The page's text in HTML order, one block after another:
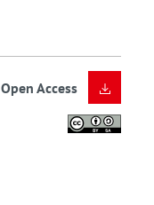
Open Access